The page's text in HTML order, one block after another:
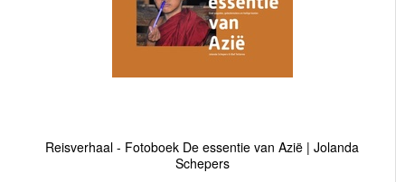
Reisverhaal - Fotoboek De essentie van Azië | Jolanda
Schepers